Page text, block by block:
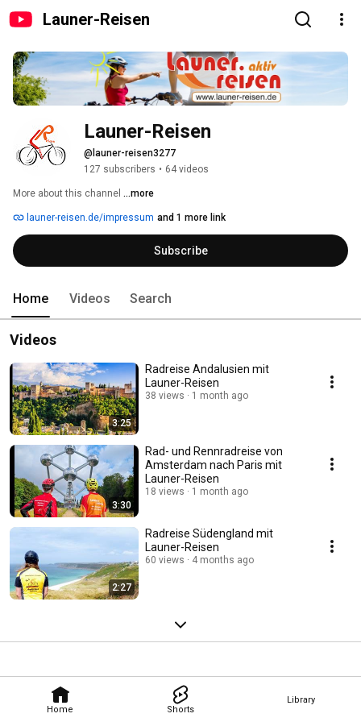
Launer-Reisen
Home Shorts
Library
Launer-Reisen
@launer-reisen3277
127 subscribers • 64 videos
More about this channel ...more
launer-reisen.de/impressum and 1 more link
Subscribe
Home Videos Search
Videos
3:25
Radreise Andalusien mit
Launer-Reisen
38 views 1 month ago
3:30
Rad- und Rennradreise von
Amsterdam nach Paris mit
Launer-Reisen
18 views 1 month ago
2:27
Radreise Südengland mit
Launer-Reisen
60 views 4 months ago